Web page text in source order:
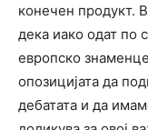
конечен продукт.
дека иако одат по
европско
опозицијата да
дебатата и да